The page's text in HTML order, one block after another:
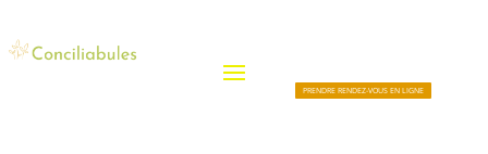
PRENDRE RENDEZ-VOUS EN LIGNE